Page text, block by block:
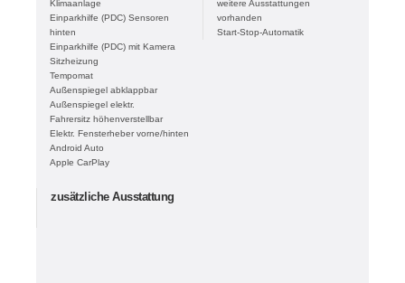
Klimaanlage
Einparkhilfe (PDC) Sensoren
hinten
Einparkhilfe (PDC) mit Kamera
Sitzheizung
Tempomat
Außenspiegel abklappbar
Außenspiegel elektr.
Fahrersitz höhenverstellbar
Elektr. Fensterheber vorne/hinten
Android Auto
Apple CarPlay
weitere Ausstattungen
vorhanden
Start-Stop-Automatik
zusätzliche Ausstattung